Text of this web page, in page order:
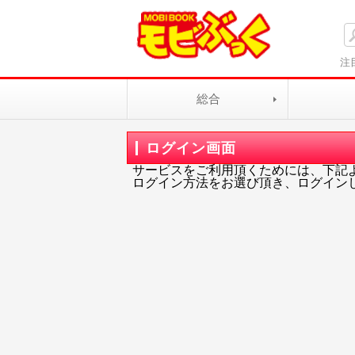
注
総合
ログイン画面
サービスをご利用頂くためには、下記
ログイン方法をお選び頂き、ログイン